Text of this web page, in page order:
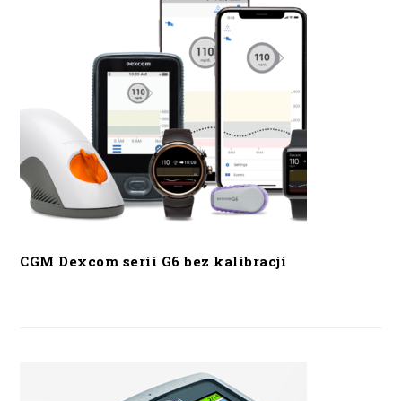
CGM Dexcom serii G6 bez kalibracji